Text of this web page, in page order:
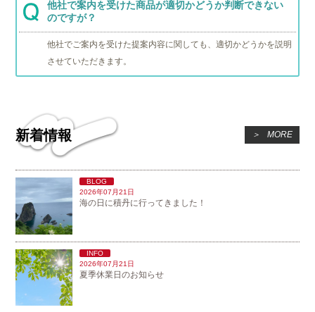
他社で案内を受けた商品が適切かどうか判断できない
のですが？
他社でご案内を受けた提案内容に関しても、適切かどうかを説明
させていただきます。
新着情報 ＞ MORE
BLOG
2026年07月21日
海の日に積丹に行ってきました！
INFO
2026年07月21日
夏季休業日のお知らせ